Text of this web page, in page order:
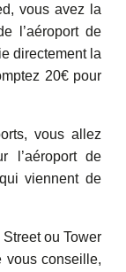
vous avez la
l’aéroport de
directement la
20€ pour
vous allez
l’aéroport de
viennent de
ou Tower
vous conseille,